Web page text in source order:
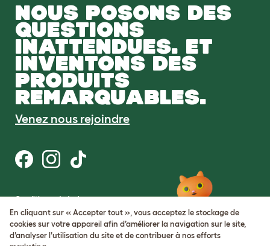
NOUS POSONS DES
QUESTIONS
INATTENDUES. ET
INVENTONS DES
PRODUITS
REMARQUABLES.
Venez nous rejoindre
Conditions générales
Protection de la vie privée et cookies
Cookie Settings
Plan du site
En cliquant sur « Accepter tout », vous acceptez le stockage de
cookies sur votre appareil afin d’améliorer la navigation sur le site,
d’analyser l’utilisation du site et de contribuer à nos efforts